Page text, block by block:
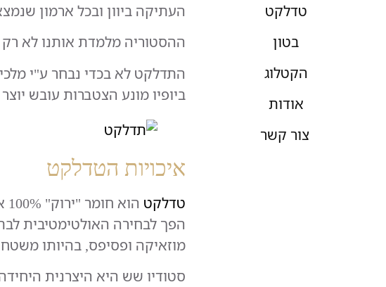
טדלקט
בטון
הקטלוג
אודות
צור קשר
העתיקה ביוון ובכל ארמון
ההסטוריה מלמדת אותנו לא רק
התדלקט לא בכדי נבחר ע"י
ביופיו מונע הצטברות עובש
איכויות הטדלקט
טדלקט
הפך לבחירה האולטימטיבית
מוזאיקה ופסיפס, בהיותו
סטודיו שש היא היצרנית